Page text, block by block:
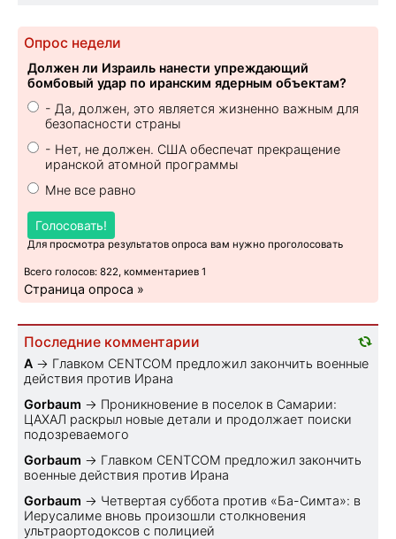
Опрос недели
Должен ли Израиль нанести упреждающий
бомбовый удар по иранским ядерным объектам?
- Да, должен, это является жизненно важным для
безопасности страны
- Нет, не должен. США обеспечат прекращение
иранской атомной программы
Мне все равно
Голосовать!
Для просмотра результатов опроса вам нужно проголосовать
Всего голосов: 822, комментариев 1
Страница опроса »
Последние комментарии
A → Главком CENTCOM предложил закончить военные
действия против Ирана
Gorbaum → Проникновение в поселок в Самарии:
ЦАХАЛ раскрыл новые детали и продолжает поиски
подозреваемого
Gorbaum → Главком CENTCOM предложил закончить
военные действия против Ирана
Gorbaum → Четвертая суббота против «Ба-Симта»: в
Иерусалиме вновь произошли столкновения
ультраортодоксов с полицией